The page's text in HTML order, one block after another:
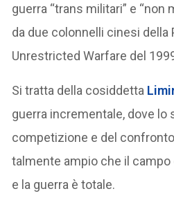
guerra “trans militari” e
da due colonnelli cinesi della
Unrestricted Warfare del
Si tratta della cosiddetta
guerra incrementale, dove lo
competizione e del
talmente ampio che il campo
e la guerra è totale.